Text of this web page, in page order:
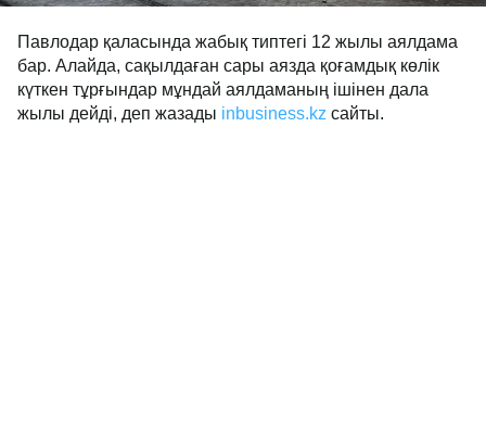
Павлодар қаласында жабық типтегі 12 жылы аялдама
бар. Алайда, сақылдаған сары аязда қоғамдық көлік
күткен тұрғындар мұндай аялдаманың ішінен дала
жылы дейді, деп жазады inbusiness.kz сайты.